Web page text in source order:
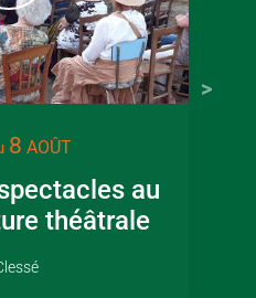
8 AOÛT
au
théâtrale